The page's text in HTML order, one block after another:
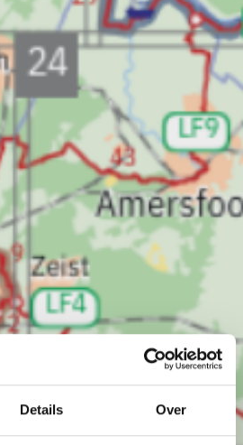
Details Over